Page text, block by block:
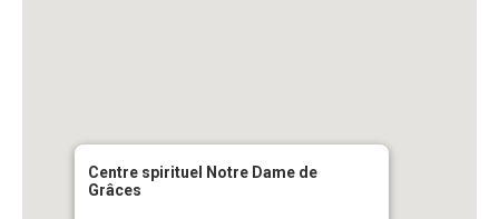
Centre spirituel Notre Dame de
Grâces